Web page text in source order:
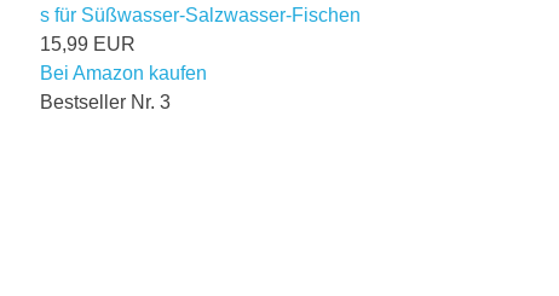
s für Süßwasser-Salzwasser-Fischen
15,99 EUR
Bei Amazon kaufen
Bestseller Nr. 3